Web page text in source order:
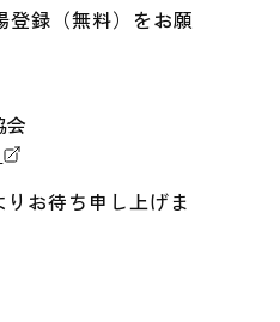
登録（無料）をお願
お待ち申し上げま